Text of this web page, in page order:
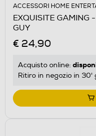
ACCESSORI HOME
EXQUISITE GAMING
GUY
€ 24,90
Acquisto online:
Ritiro in negozio in 30'